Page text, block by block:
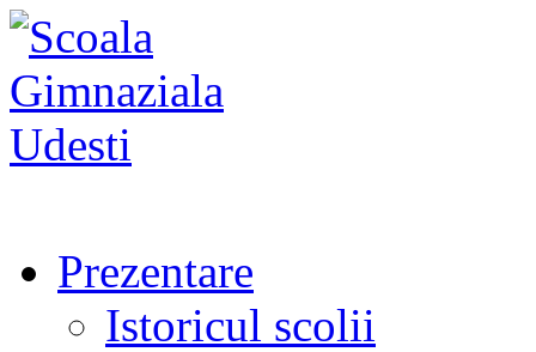
Prezentare
Istoricul scolii